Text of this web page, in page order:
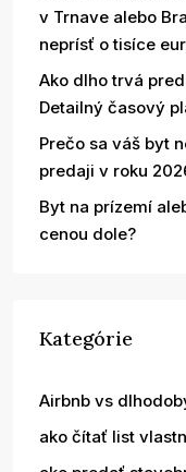
v Trnave alebo
neprísť o tisíce
Ako dlho trvá
Detailný časový
Prečo sa váš byt
predaji v roku
Byt na prízemí
cenou dole?
Kategórie
Airbnb vs
ako čítať list